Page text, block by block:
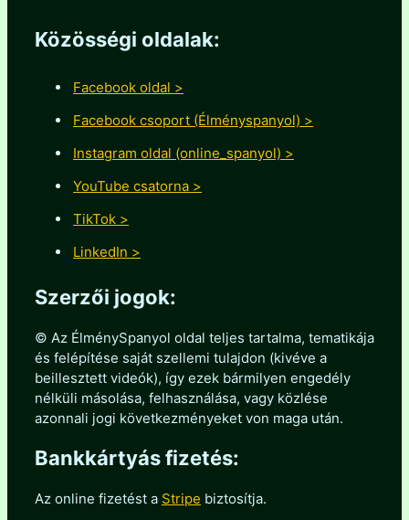
Közösségi oldalak:
Facebook oldal >
Facebook csoport (Élményspanyol) >
Instagram oldal (online_spanyol) >
YouTube csatorna >
TikTok >
LinkedIn >
Szerzői jogok:
© Az ÉlménySpanyol oldal teljes tartalma, tematikája
és felépítése saját szellemi tulajdon (kivéve a
beillesztett videók), így ezek bármilyen engedély
nélküli másolása, felhasználása, vagy közlése
azonnali jogi következményeket von maga után.
Bankkártyás fizetés:
Az online fizetést a Stripe biztosítja.